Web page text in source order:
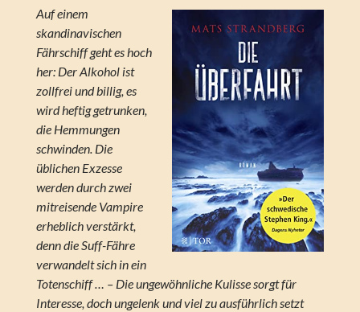
Auf einem
skandinavischen
Fährschiff geht es hoch
her: Der Alkohol ist
zollfrei und billig, es
wird heftig getrunken,
die Hemmungen
schwinden. Die
üblichen Exzesse
werden durch zwei
mitreisende Vampire
erheblich verstärkt,
denn die Suff-Fähre
verwandelt sich in ein
Totenschiff … – Die ungewöhnliche Kulisse sorgt für
Interesse, doch ungelenk und viel zu ausführlich setzt